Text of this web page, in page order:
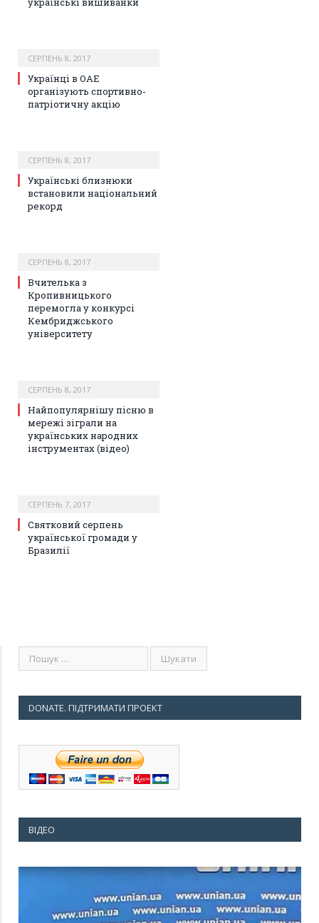
СЕРПЕНЬ 8, 2017
Українці в ОАЕ
організують спортивно-
патріотичну акцію
СЕРПЕНЬ 8, 2017
Українські близнюки
встановили національний
рекорд
СЕРПЕНЬ 8, 2017
Вчителька з
Кропивницького
перемогла у конкурсі
Кембриджського
університету
СЕРПЕНЬ 8, 2017
Найпопулярнішу пісню в
мережі зіграли на
українських народних
інструментах (відео)
СЕРПЕНЬ 7, 2017
Святковий серпень
української громади у
Бразилії
DONATE. ПІДТРИМАТИ ПРОЕКТ
ВІДЕО